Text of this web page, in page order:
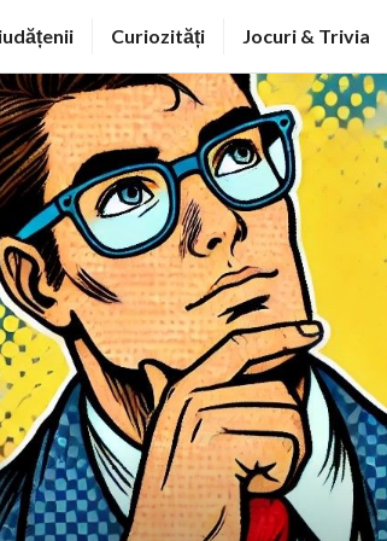
Curiozități Jocuri & Trivia